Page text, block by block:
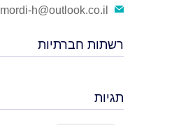
mordi-h@outlook.co.il
רשתות חברתיות
תגיות